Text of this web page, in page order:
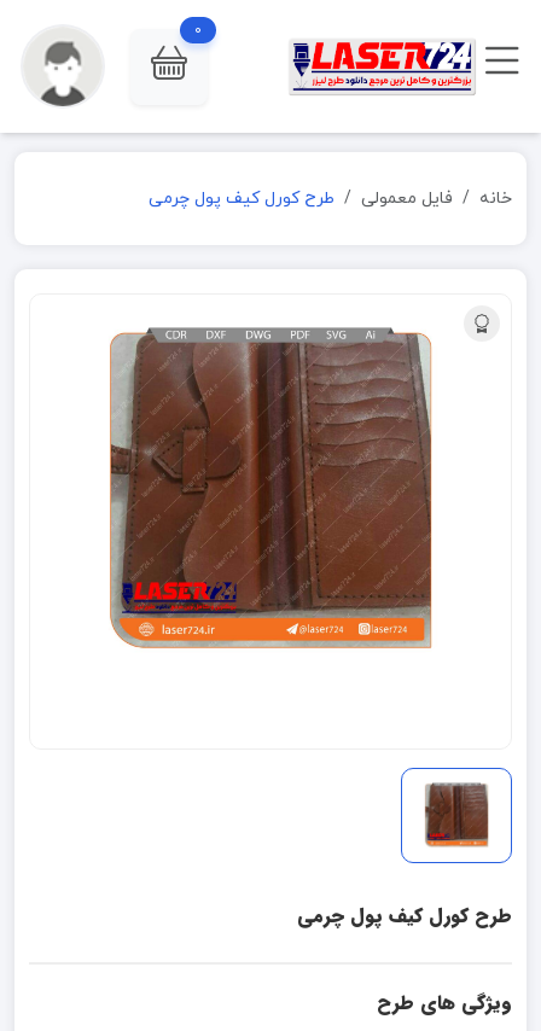
0
خانه فایل معمولی طرح کورل کیف پول چرمی
طرح کورل کیف پول چرمی
ویژگی های طرح